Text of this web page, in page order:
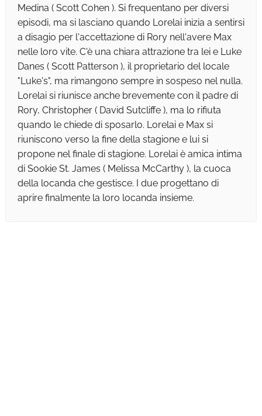
Medina ( Scott Cohen ). Si frequentano per diversi
episodi, ma si lasciano quando Lorelai inizia a sentirsi
a disagio per l'accettazione di Rory nell'avere Max
nelle loro vite. C'è una chiara attrazione tra lei e Luke
Danes ( Scott Patterson ), il proprietario del locale
"Luke's", ma rimangono sempre in sospeso nel nulla.
Lorelai si riunisce anche brevemente con il padre di
Rory, Christopher ( David Sutcliffe ), ma lo rifiuta
quando le chiede di sposarlo. Lorelai e Max si
riuniscono verso la fine della stagione e lui si
propone nel finale di stagione. Lorelai è amica intima
di Sookie St. James ( Melissa McCarthy ), la cuoca
della locanda che gestisce. I due progettano di
aprire finalmente la loro locanda insieme.